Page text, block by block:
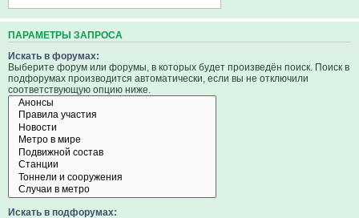
ПАРАМЕТРЫ ЗАПРОСА
Искать в форумах:
Выберите форум или форумы, в которых будет произведён поиск. Поиск в
подфорумах производится автоматически, если вы не отключили
соответствующую опцию ниже.
Искать в подфорумах: